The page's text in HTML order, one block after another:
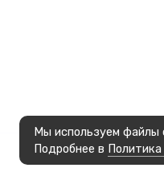
Мы используем файлы
Подробнее в Политика
OOO LINK-UP